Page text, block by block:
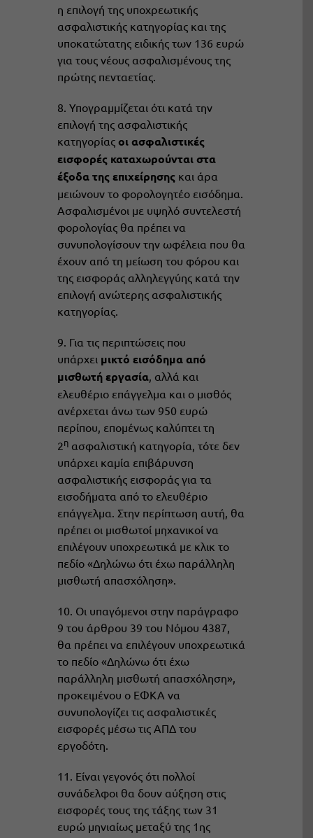
η επιλογή της υποχρεωτικής
ασφαλιστικής κατηγορίας και της
υποκατώτατης ειδικής των 136 ευρώ
για τους νέους ασφαλισμένους της
πρώτης πενταετίας.
8. Υπογραμμίζεται ότι κατά την
επιλογή της ασφαλιστικής
κατηγορίας οι ασφαλιστικές
εισφορές καταχωρούνται στα
έξοδα της επιχείρησης και άρα
μειώνουν το φορολογητέο εισόδημα.
Ασφαλισμένοι με υψηλό συντελεστή
φορολογίας θα πρέπει να
συνυπολογίσουν την ωφέλεια που θα
έχουν από τη μείωση του φόρου και
της εισφοράς αλληλεγγύης κατά την
επιλογή ανώτερης ασφαλιστικής
κατηγορίας.
9. Για τις περιπτώσεις που
υπάρχει μικτό εισόδημα από
μισθωτή εργασία, αλλά και
ελευθέριο επάγγελμα και ο μισθός
ανέρχεται άνω των 950 ευρώ
περίπου, επομένως καλύπτει τη
2ηασφαλιστική κατηγορία, τότε δεν
υπάρχει καμία επιβάρυνση
ασφαλιστικής εισφοράς για τα
εισοδήματα από το ελευθέριο
επάγγελμα. Στην περίπτωση αυτή, θα
πρέπει οι μισθωτοί μηχανικοί να
επιλέγουν υποχρεωτικά με κλικ το
πεδίο «Δηλώνω ότι έχω παράλληλη
μισθωτή απασχόληση».
10. Οι υπαγόμενοι στην παράγραφο
9 του άρθρου 39 του Νόμου 4387,
θα πρέπει να επιλέγουν υποχρεωτικά
το πεδίο «Δηλώνω ότι έχω
παράλληλη μισθωτή απασχόληση»,
προκειμένου ο ΕΦΚΑ να
συνυπολογίζει τις ασφαλιστικές
εισφορές μέσω τις ΑΠΔ του
εργοδότη.
11. Είναι γεγονός ότι πολλοί
συνάδελφοι θα δουν αύξηση στις
εισφορές τους της τάξης των 31
ευρώ μηνιαίως μεταξύ της 1ης